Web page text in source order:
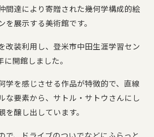
間達により寄贈された幾何学構成的絵
を展示する美術館です。
改装利用し、登米市中田生涯学習セン
開館しました。
学を感じさせる作品が特徴的で、直線
な要素から、サトル・サトウさんにし
を醸し出しています。